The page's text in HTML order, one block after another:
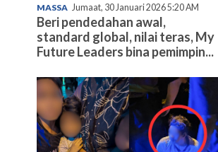
MASSA Jumaat, 30 Januari 2026 5:20 AM
Beri pendedahan awal,
standard global, nilai teras, My
Future Leaders bina pemimpin...